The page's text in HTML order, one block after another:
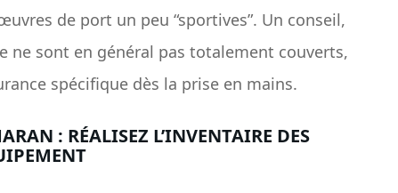
de port un peu “sportives”. Un conseil,
ne sont en général pas totalement couverts,
spécifique dès la prise en mains.
: RÉALISEZ L’INVENTAIRE DES